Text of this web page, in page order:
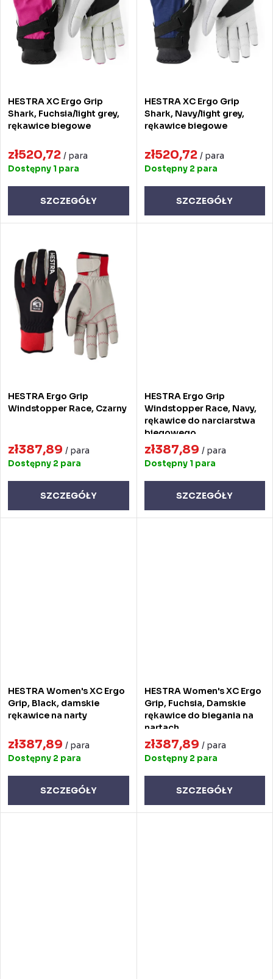
a
n
p
r
o
k
ó
w
a
p
d
u
k
w
HESTRA XC Ergo Grip
Shark, Fuchsia/light grey,
rękawice biegowe
zł520,72 / para
Dostępny 1 para
SZCZEGÓŁY
HESTRA XC Ergo Grip
Shark, Navy/light grey,
rękawice biegowe
zł520,72 / para
Dostępny 2 para
SZCZEGÓŁY
HESTRA Ergo Grip
Windstopper Race, Czarny
zł387,89 / para
Dostępny 2 para
SZCZEGÓŁY
HESTRA Ergo Grip
Windstopper Race, Navy,
rękawice do narciarstwa
biegowego
zł387,89 / para
Dostępny 1 para
SZCZEGÓŁY
HESTRA Women's XC Ergo
Grip, Black, damskie
rękawice na narty
zł387,89 / para
Dostępny 2 para
SZCZEGÓŁY
HESTRA Women's XC Ergo
Grip, Fuchsia, Damskie
rękawice do biegania na
nartach
zł387,89 / para
Dostępny 2 para
SZCZEGÓŁY